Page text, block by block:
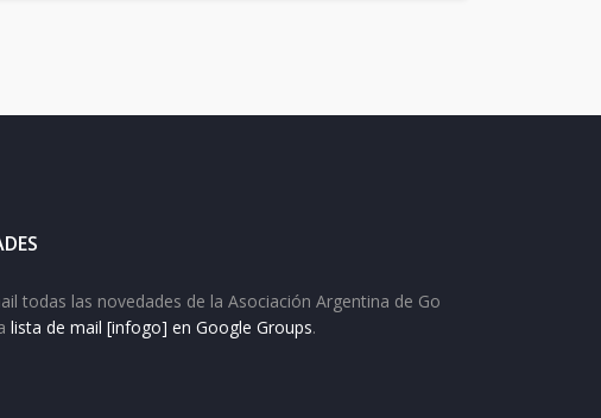
todas las novedades de la Asociación Argentina de Go
lista de mail [infogo] en Google Groups.